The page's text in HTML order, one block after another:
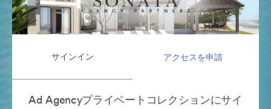
サインイン アクセスを申請
Ad Agencyプライベートコレクションにサイ